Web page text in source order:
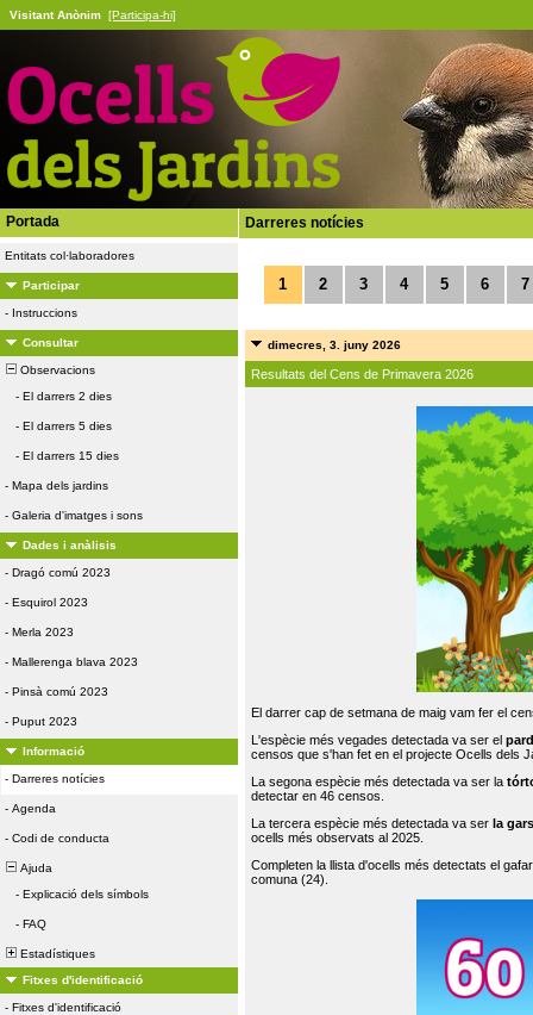
Visitant Anònim [Participa-hi]
Portada
Entitats col·laboradores
Participar
- Instruccions
Consultar
Observacions
- El darrers 2 dies
- El darrers 5 dies
- El darrers 15 dies
- Mapa dels jardins
- Galeria d'imatges i sons
Dades i anàlisis
- Dragó comú 2023
- Esquirol 2023
- Merla 2023
- Mallerenga blava 2023
- Pinsà comú 2023
- Puput 2023
Informació
- Darreres notícies
- Agenda
- Codi de conducta
Ajuda
- Explicació dels símbols
- FAQ
Estadístiques
Fitxes d'identificació
- Fitxes d'identificació
Darreres notícies
1 2 3 4 5 6 7
dimecres, 3. juny 2026
Resultats del Cens de Primavera 2026
El darrer cap de setmana de maig vam fer el
L'espècie més vegades detectada va ser el
censos que s'han fet en el projecte Ocells dels
La segona espècie més detectada va ser la
detectar en 46 censos.
La tercera espècie més detectada va ser la
ocells més observats al 2025.
Completen la llista d'ocells més detectats el
comuna (24).